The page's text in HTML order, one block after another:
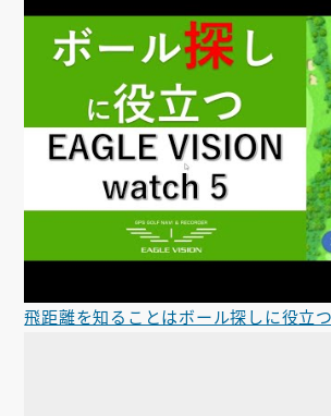
飛距離を知ることはボール探しに役立つ